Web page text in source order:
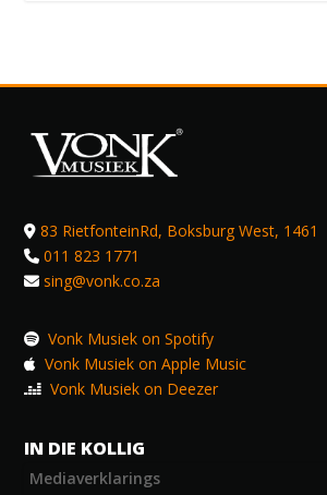
83 RietfonteinRd, Boksburg West, 1461
011 823 1771
sing@vonk.co.za
Vonk Musiek on Spotify
Vonk Musiek on Apple Music
Vonk Musiek on Deezer
IN DIE KOLLIG
Mediaverklarings